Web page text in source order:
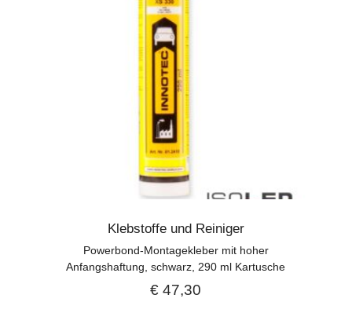
Klebstoffe und Reiniger
Powerbond-Montagekleber mit hoher
Anfangshaftung, schwarz, 290 ml Kartusche
€ 47,30